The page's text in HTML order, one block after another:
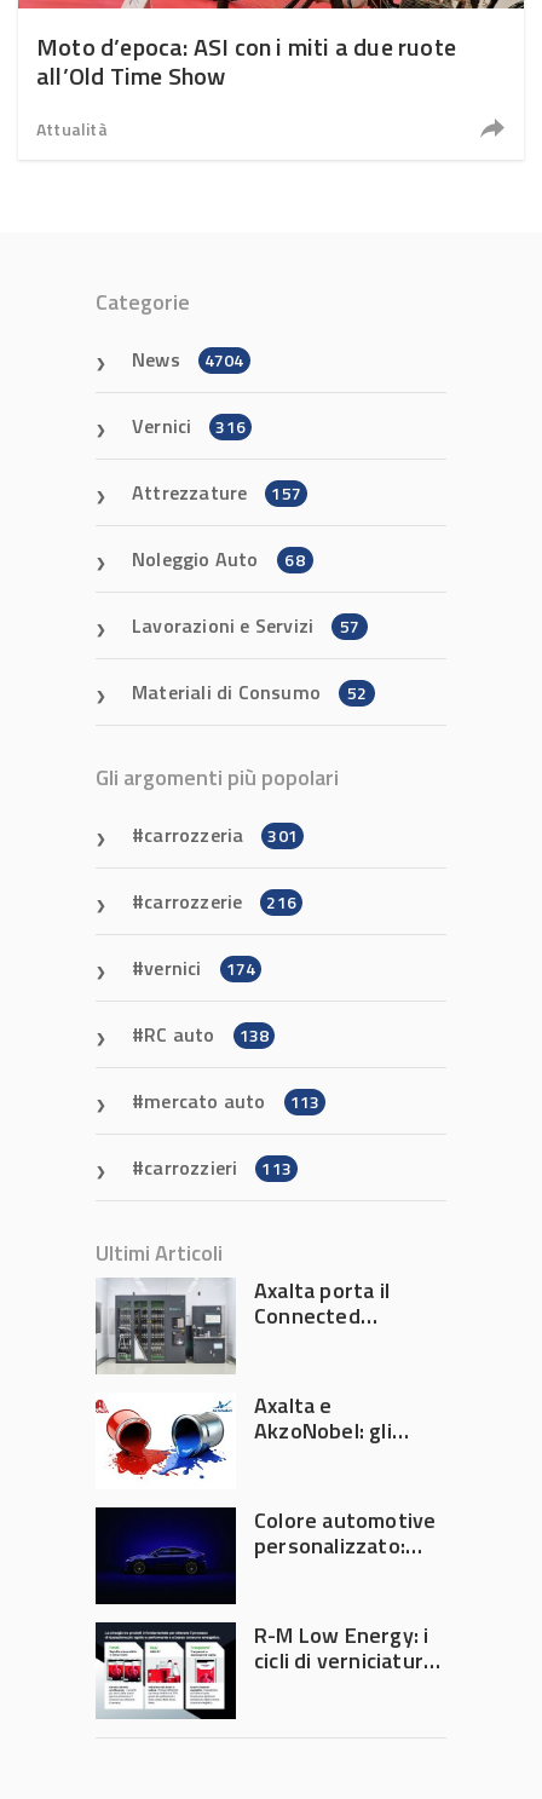
Moto d’epoca: ASI con i miti a due ruote
all’Old Time Show
Attualità
Categorie
News 4704
Vernici 316
Attrezzature 157
Noleggio Auto 68
Lavorazioni e Servizi 57
Materiali di Consumo 52
Gli argomenti più popolari
carrozzeria 301
carrozzerie 216
vernici 174
RC auto 138
mercato auto 113
carrozzieri 113
Ultimi Articoli
Axalta porta il
Connected
Automechanika
Frankfurt 2026
Axalta e
AkzoNobel: gli
Colore automotive
personalizzato:
diventa ingegneria
di precisione
R-M Low Energy: i
cicli di verniciatura
tempi e costi in